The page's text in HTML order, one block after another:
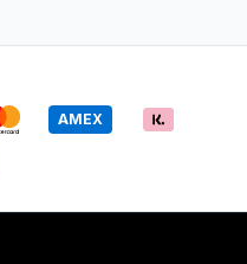
AMEX